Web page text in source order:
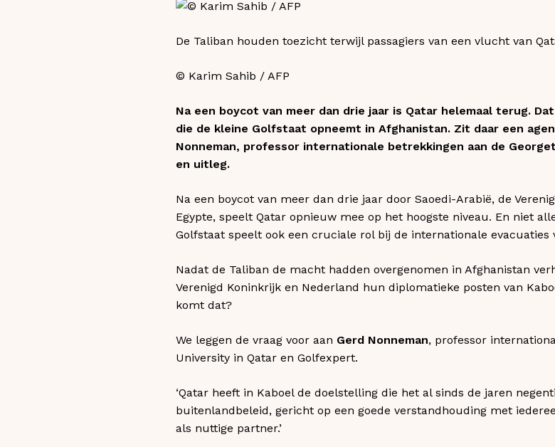
De Taliban houden toezicht terwijl passagiers van een vlucht van
© Karim Sahib / AFP
Na een boycot van meer dan drie jaar is Qatar helemaal terug.
die de kleine Golfstaat opneemt in Afghanistan. Zit daar een
Nonneman, professor internationale betrekkingen aan de
en uitleg.
Na een boycot van meer dan drie jaar door Saoedi-Arabië, de
Egypte, speelt Qatar opnieuw mee op het hoogste niveau. En niet
Golfstaat speelt ook een cruciale rol bij de internationale evacuaties
Nadat de Taliban de macht hadden overgenomen in Afghanistan
Verenigd Koninkrijk en Nederland hun diplomatieke posten van
komt dat?
We leggen de vraag voor aan Gerd Nonneman, professor
University in Qatar en Golfexpert.
‘Qatar heeft in Kaboel de doelstelling die het al sinds de jaren
buitenlandbeleid, gericht op een goede verstandhouding met
als nuttige partner.’